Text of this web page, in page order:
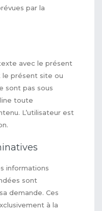
par la
avec le présent
le présent site ou
sont pas sous
toute
L’utilisateur est
informations
sont
demande. Ces
à la